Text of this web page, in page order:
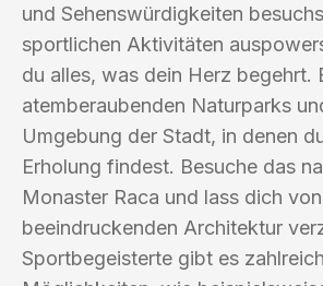
und Sehenswürdigkeiten
sportlichen Aktivitäten
du alles, was dein Herz begehrt.
atemberaubenden Naturparks
Umgebung der Stadt, in denen
Erholung findest. Besuche das
Monaster Raca und lass dich
beeindruckenden Architektur
Sportbegeisterte gibt es